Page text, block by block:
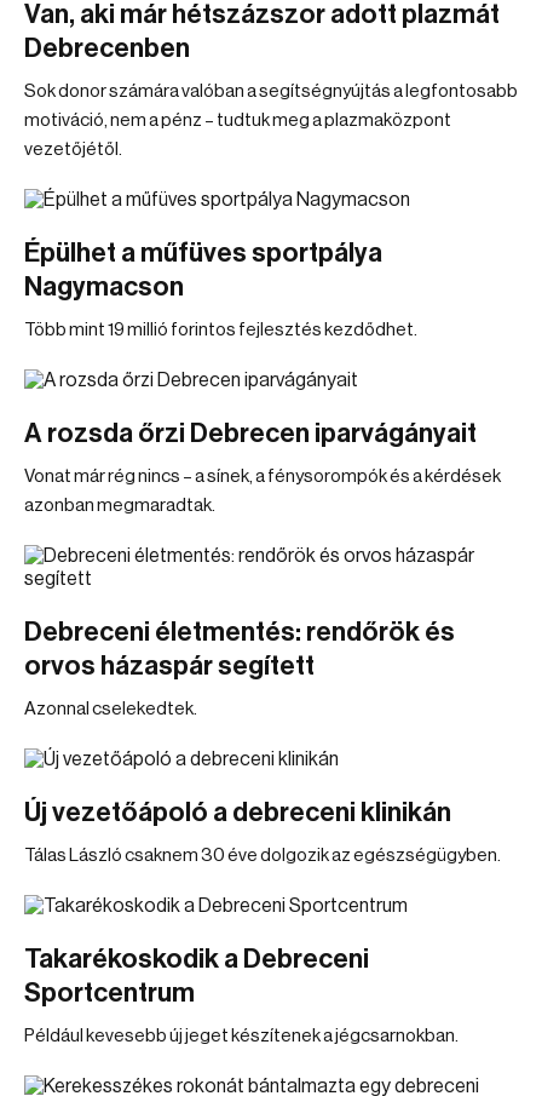
Van, aki már hétszázszor adott plazmát
Debrecenben
Sok donor számára valóban a segítségnyújtás a legfontosabb
motiváció, nem a pénz – tudtuk meg a plazmaközpont
vezetőjétől.
Épülhet a műfüves sportpálya
Nagymacson
Több mint 19 millió forintos fejlesztés kezdődhet.
A rozsda őrzi Debrecen iparvágányait
Vonat már rég nincs – a sínek, a fénysorompók és a kérdések
azonban megmaradtak.
Debreceni életmentés: rendőrök és
orvos házaspár segített
Azonnal cselekedtek.
Új vezetőápoló a debreceni klinikán
Tálas László csaknem 30 éve dolgozik az egészségügyben.
Takarékoskodik a Debreceni
Sportcentrum
Például kevesebb új jeget készítenek a jégcsarnokban.